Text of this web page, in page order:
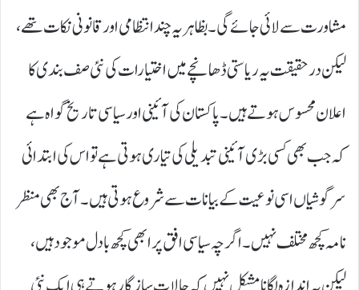
مشاورت سے لائی جائے گی۔ بظاہر یہ چند انتظامی اور قانونی نکات تھے،
لیکن درحقیقت یہ ریاستی ڈھانچے میں اختیارات کی نئی صف بندی کا
اعلان محسوس ہوتے ہیں۔ پاکستان کی آئینی اور سیاسی تاریخ گواہ ہے
کہ جب بھی کسی بڑی آئینی تبدیلی کی تیاری ہوتی ہے تو اس کی ابتدائی
سرگوشیاں اسی نوعیت کے بیانات سے شروع ہوتی ہیں۔ آج بھی منظر
نامہ کچھ مختلف نہیں۔ اگرچہ سیاسی افق پر ابھی کچھ بادل موجود ہیں،